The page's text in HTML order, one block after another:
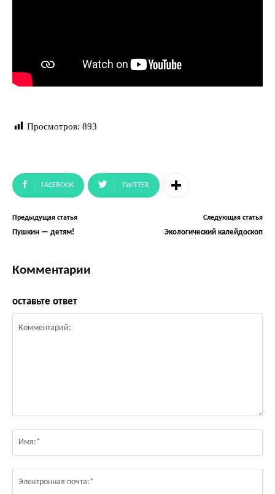
Просмотров: 893
FACEBOOK TWITTER
Предыдущая статья
Пушкин — детям!
Следующая статья
Экологический калейдоскоп
Комментарии
оставьте ответ